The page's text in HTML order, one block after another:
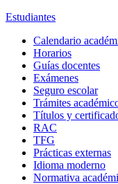
Estudiantes
Calendario
Horarios
Guías docentes
Exámenes
Seguro escolar
Trámites
Títulos y
RAC
TFG
Prácticas externas
Idioma moderno
Normativa